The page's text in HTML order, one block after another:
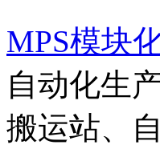
MPS模块
自动化生
搬运站、